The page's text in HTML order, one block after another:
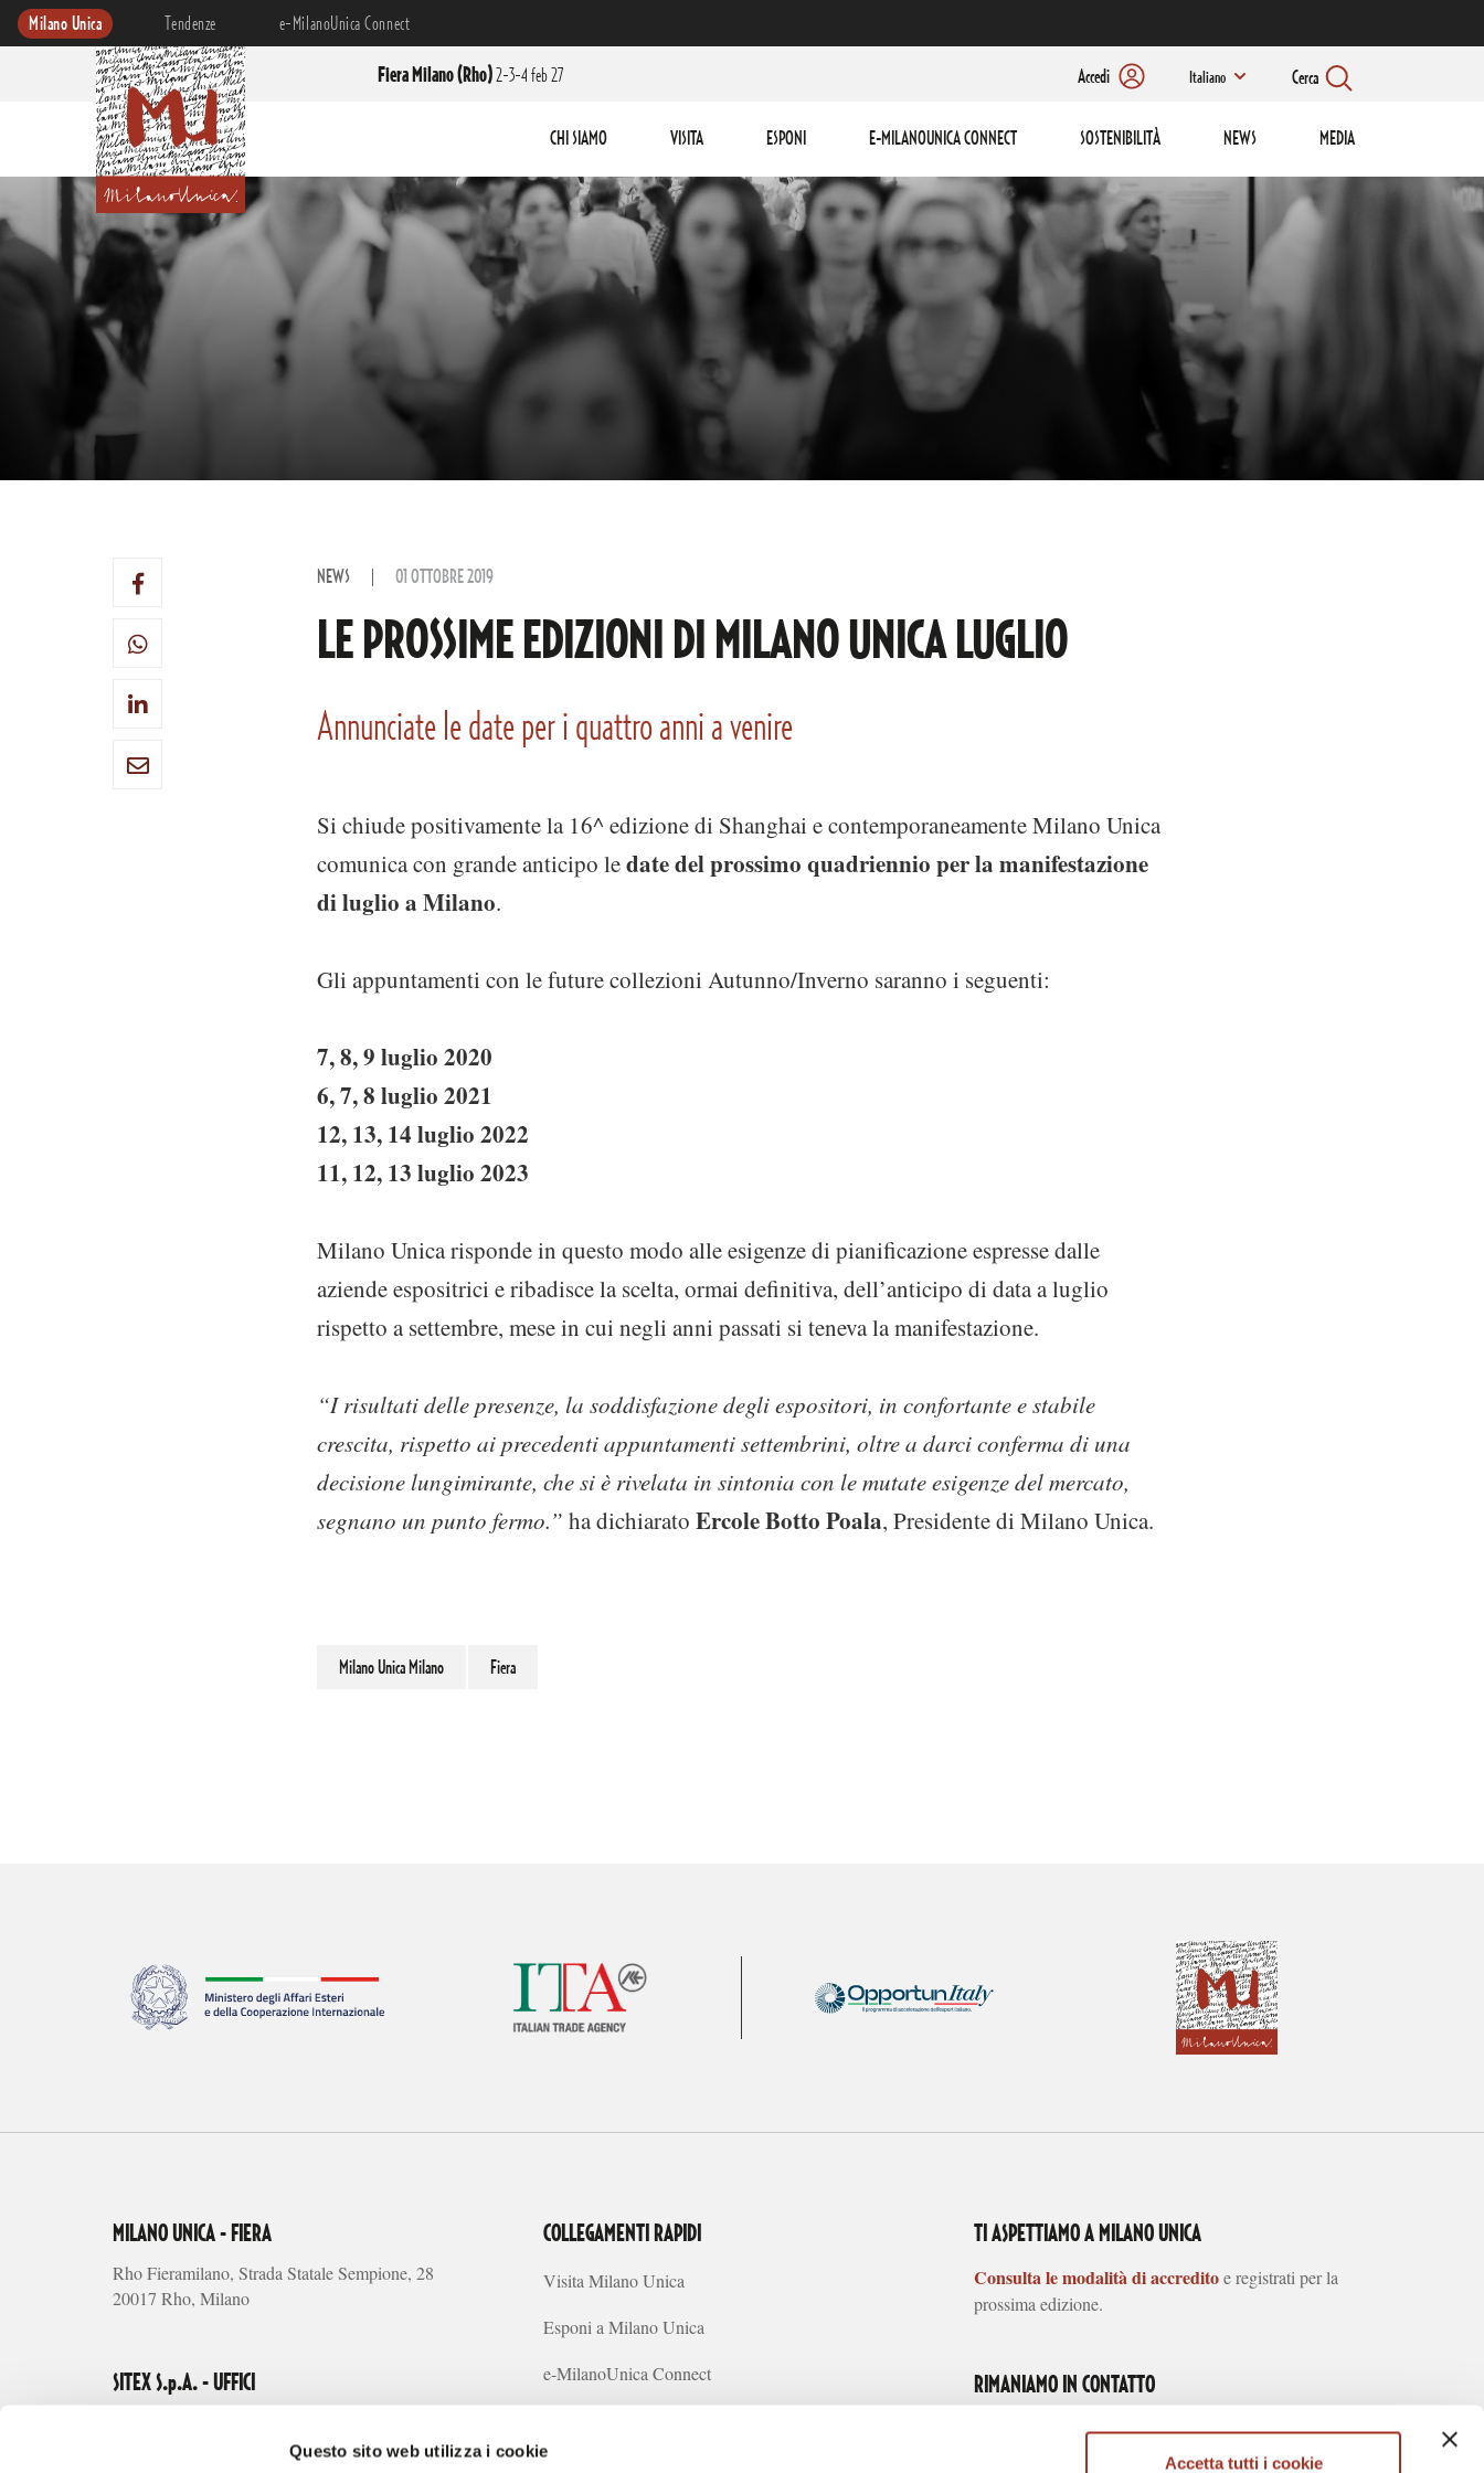
Questo sito web utilizza i cookie
Accetta tutti i cookie
Milano Unica Tendenze e-MilanoUnica Connect
Fiera Milano (Rho) 2-3-4 feb 27 Accedi Italiano Cerca
CHI SIAMO VISITA ESPONI E-MILANOUNICA CONNECT SOSTENIBILITÀ NEWS MEDIA
NEWS 01 OTTOBRE 2019
LE PROSSIME EDIZIONI DI MILANO UNICA LUGLIO
Annunciate le date per i quattro anni a venire
Si chiude positivamente la 16^ edizione di Shanghai e contemporaneamente Milano Unica
comunica con grande anticipo ledate del prossimo quadriennio per la manifestazione
di luglio a Milano.
Gli appuntamenti con le future collezioni Autunno/Inverno saranno i seguenti:
7, 8, 9 luglio 2020
6, 7, 8 luglio 2021
12, 13, 14 luglio 2022
11, 12, 13 luglio 2023
Milano Unica risponde in questo modo alle esigenze di pianificazione espresse dalle
aziende espositrici e ribadisce la scelta, ormai definitiva, dell’anticipo di data a luglio
rispetto a settembre, mese in cui negli anni passati si teneva la manifestazione.
“I risultati delle presenze, la soddisfazione degli espositori, in confortante e stabile
crescita, rispetto ai precedenti appuntamenti settembrini, oltre a darci conferma di una
decisione lungimirante, che si è rivelata in sintonia con le mutate esigenze del mercato,
segnano un punto fermo.” ha dichiarato Ercole Botto Poala, Presidente di Milano Unica.
Milano Unica Milano Fiera
MILANO UNICA - FIERA
Rho Fieramilano, Strada Statale Sempione, 28
20017 Rho, Milano
SITEX S.p.A. - UFFICI
COLLEGAMENTI RAPIDI
Visita Milano Unica
Esponi a Milano Unica
e-MilanoUnica Connect
TI ASPETTIAMO A MILANO UNICA
Consulta le modalità di accreditoe registrati per la
prossima edizione.
RIMANIAMO IN CONTATTO